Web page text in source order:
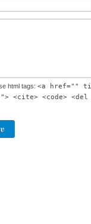
html tags: <a href=""
<cite> <code>